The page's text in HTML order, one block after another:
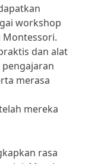
workshop
Montessori.
dan alat
merasa
mereka
rasa